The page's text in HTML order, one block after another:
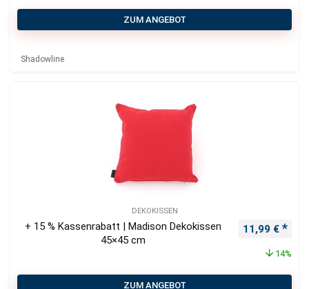
ZUM ANGEBOT
Shadowline
DEKOKISSEN
+ 15 % Kassenrabatt | Madison Dekokissen
45×45 cm
11,99 €
14%
ZUM ANGEBOT